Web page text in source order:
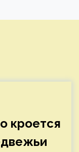
кроется